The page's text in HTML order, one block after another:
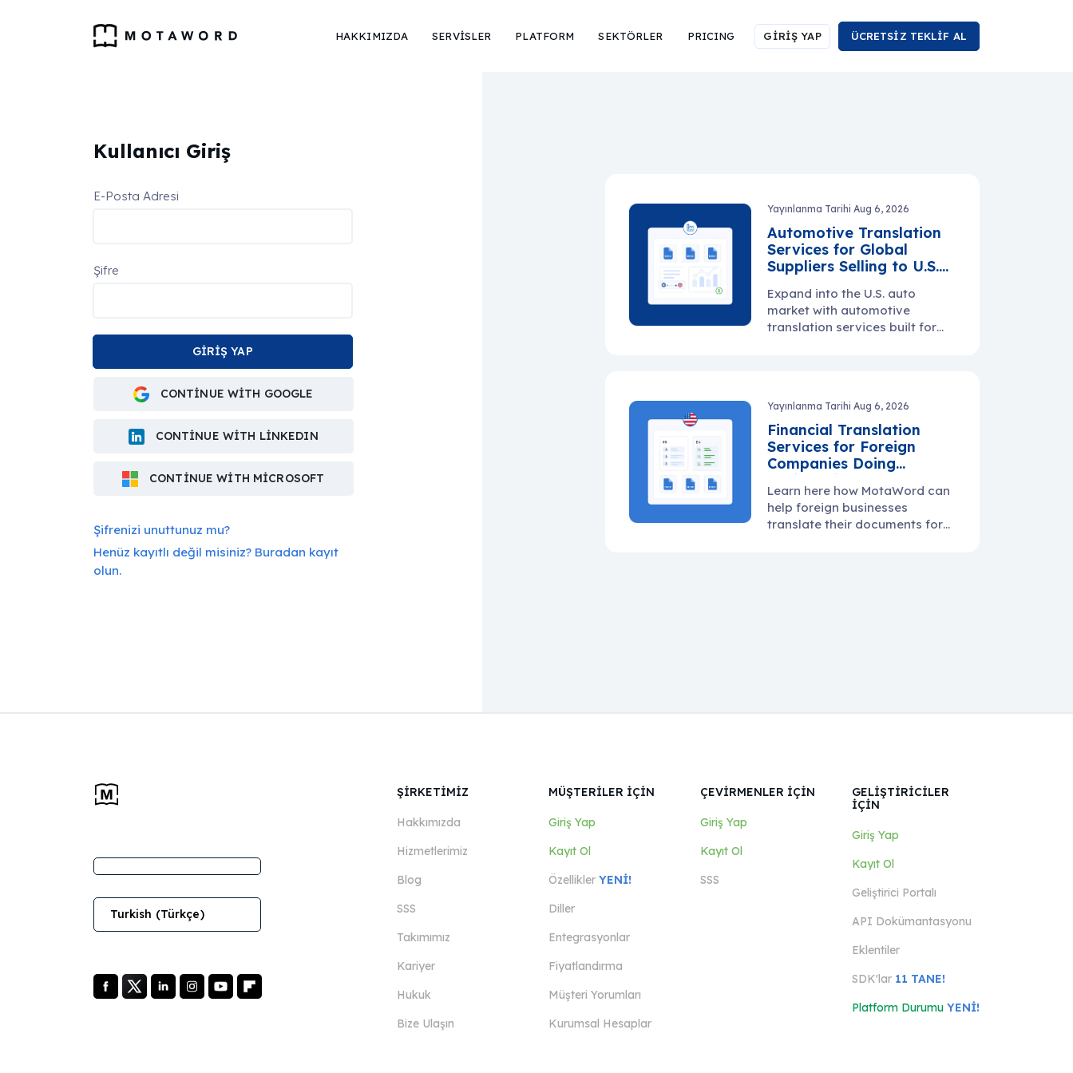
HAKKIMIZDA SERVİSLER PLATFORM SEKTÖRLER PRICING GİRİŞ YAP ÜCRETSİZ TEKLİF AL
Kullanıcı Giriş
E-Posta Adresi
Şifre
CONTINUE WITH GOOGLE
CONTINUE WITH LINKEDIN
CONTINUE WITH MICROSOFT
Şifrenizi unuttunuz mu?
Henüz kayıtlı değil misiniz? Buradan kayıt
olun.
Yayınlanma Tarihi Aug 6, 2026
Automotive Translation
Services for Global
Suppliers Selling to U.S.
Expand into the U.S. auto
market with automotive
translation services built for
Yayınlanma Tarihi Aug 6, 2026
Financial Translation
Services for Foreign
Companies Doing
Business in the U.S.
Learn here how MotaWord can
help foreign businesses
translate their documents for
Turkish (Türkçe)
ŞİRKETİMİZ
Hakkımızda
Hizmetlerimiz
Blog
SSS
Takımımız
Kariyer
Hukuk
Bize Ulaşın
MÜŞTERİLER İÇİN
Giriş Yap
Kayıt Ol
Özellikler YENİ!
Diller
Entegrasyonlar
Fiyatlandırma
Müşteri Yorumları
Kurumsal Hesaplar
ÇEVİRMENLER İÇİN
Giriş Yap
Kayıt Ol
SSS
GELİŞTİRİCİLER
İÇİN
Giriş Yap
Kayıt Ol
Geliştirici Portalı
API Dokümantasyonu
Eklentiler
SDK'lar 11 TANE!
Platform Durumu